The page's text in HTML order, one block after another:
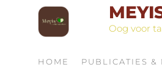
Oog voor
HOME PUBLICATIES &